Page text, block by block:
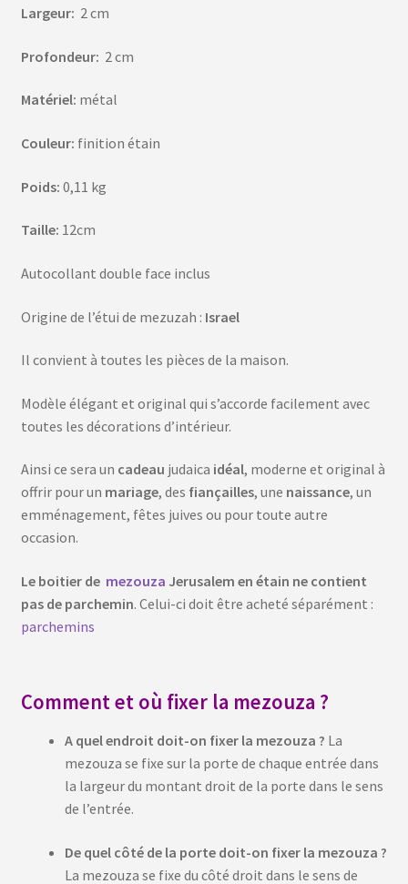
Largeur: 2 cm
Profondeur: 2 cm
Matériel: métal
Couleur: finition étain
Poids: 0,11 kg
Taille: 12cm
Autocollant double face inclus
Origine de l’étui de mezuzah : Israel
Il convient à toutes les pièces de la maison.
Modèle élégant et original qui s’accorde facilement avec
toutes les décorations d’intérieur.
Ainsi ce sera un cadeau judaica idéal, moderne et original à
offrir pour un mariage, des fiançailles, une naissance, un
emménagement, fêtes juives ou pour toute autre
occasion.
Le boitier de mezouza Jerusalem en étain ne contient
pas de parchemin. Celui-ci doit être acheté séparément :
parchemins
Comment et où fixer la mezouza ?
A quel endroit doit-on fixer la mezouza ? La
mezouza se fixe sur la porte de chaque entrée dans
la largeur du montant droit de la porte dans le sens
de l’entrée.
De quel côté de la porte doit-on fixer la mezouza ?
La mezouza se fixe du côté droit dans le sens de